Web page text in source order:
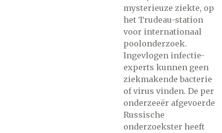
mysterieuze ziekte, op
het Trudeau-station
voor internationaal
poolonderzoek.
Ingevlogen infectie-
experts kunnen geen
ziekmakende bacterie
of virus vinden. De per
onderzeeër afgevoerde
Russische
onderzoekster heeft